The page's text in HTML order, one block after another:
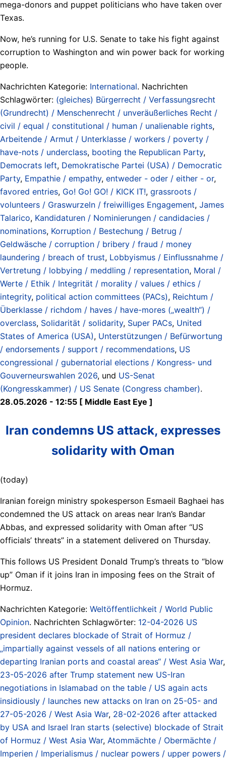
mega-donors and puppet politicians who have taken over
Texas.
Now, he’s running for U.S. Senate to take his fight against
corruption to Washington and win power back for working
people.
Nachrichten Kategorie: International. Nachrichten
Schlagwörter: (gleiches) Bürgerrecht / Verfassungsrecht
(Grundrecht) / Menschenrecht / unveräußerliches Recht /
civil / equal / constitutional / human / unalienable rights,
Arbeitende / Armut / Unterklasse / workers / poverty /
have-nots / underclass, booting the Republican Party,
Democrats left, Demokratische Partei (USA) / Democratic
Party, Empathie / empathy, entweder - oder / either - or,
favored entries, Go! Go! GO! / KICK IT!, grassroots /
volunteers / Graswurzeln / freiwilliges Engagement, James
Talarico, Kandidaturen / Nominierungen / candidacies /
nominations, Korruption / Bestechung / Betrug /
Geldwäsche / corruption / bribery / fraud / money
laundering / breach of trust, Lobbyismus / Einflussnahme /
Vertretung / lobbying / meddling / representation, Moral /
Werte / Ethik / Integrität / morality / values / ethics /
integrity, political action committees (PACs), Reichtum /
Überklasse / richdom / haves / have-mores („wealth“) /
overclass, Solidarität / solidarity, Super PACs, United
States of America (USA), Unterstützungen / Befürwortung
/ endorsements / support / recommendations, US
congressional / gubernatorial elections / Kongress- und
Gouverneurswahlen 2026, und US-Senat
(Kongresskammer) / US Senate (Congress chamber).
28.05.2026 - 12:55 [ Middle East Eye ]
Iran condemns US attack, expresses
solidarity with Oman
(today)
Iranian foreign ministry spokesperson Esmaeil Baghaei has
condemned the US attack on areas near Iran’s Bandar
Abbas, and expressed solidarity with Oman after “US
officials’ threats” in a statement delivered on Thursday.
This follows US President Donald Trump’s threats to “blow
up” Oman if it joins Iran in imposing fees on the Strait of
Hormuz.
Nachrichten Kategorie: Weltöffentlichkeit / World Public
Opinion. Nachrichten Schlagwörter: 12-04-2026 US
president declares blockade of Strait of Hormuz /
„impartially against vessels of all nations entering or
departing Iranian ports and coastal areas“ / West Asia War,
23-05-2026 after Trump statement new US-Iran
negotiations in Islamabad on the table / US again acts
insidiously / launches new attacks on Iran on 25-05- and
27-05-2026 / West Asia War, 28-02-2026 after attacked
by USA and Israel Iran starts (selective) blockade of Strait
of Hormuz / West Asia War, Atommächte / Obermächte /
Imperien / Imperialismus / nuclear powers / upper powers /